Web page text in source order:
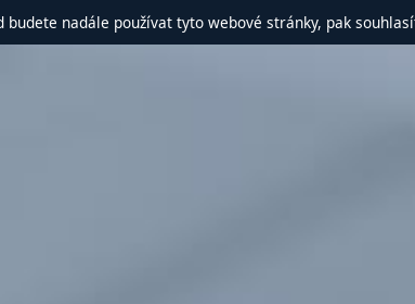
budete nadále používat tyto webové stránky, pak